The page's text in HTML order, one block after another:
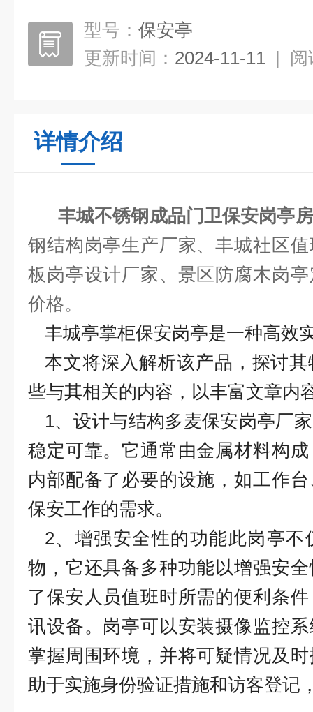
型号： 保安亭
更新时间： 2024-11-11 | 阅
详情介绍
丰城不锈钢成品门卫保安岗亭
钢结构岗亭生产厂家、丰城社区
板岗亭设计厂家、景区防腐木岗
价格。
丰城亭掌柜保安岗亭是一种高效
本文将深入解析该产品，探讨
些与其相关的内容，以丰富文章内
1、设计与结构多麦保安岗亭厂
稳定可靠。它通常由金属材料构
内部配备了必要的设施，如工作
保安工作的需求。
2、增强安全性的功能此岗亭
物，它还具备多种功能以增强安
了保安人员值班时所需的便利条
讯设备。岗亭可以安装摄像监控
掌握周围环境，并将可疑情况及
助于实施身份验证措施和访客登记